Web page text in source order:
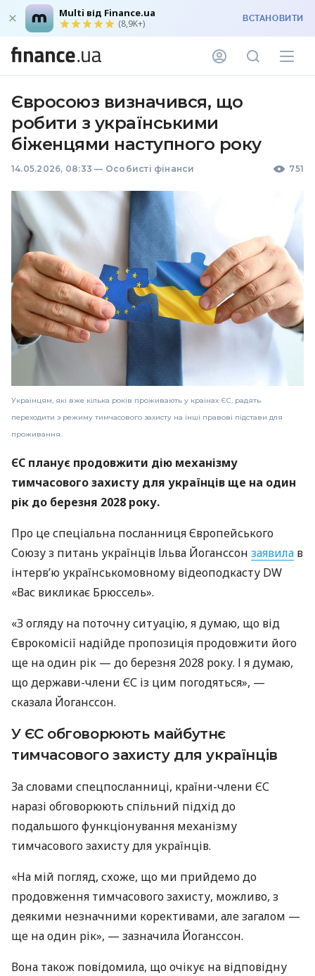
Multi від Finance.ua
(8,9K+) ВСТАНОВИТИ
Євросоюз визначився, що
робити з українськими
біженцями наступного року
14.05.2026, 08:33 — Особисті фінанси 751
Українцям, які вже кілька років проживають у країнах ЄС, радять
переходити з режиму тимчасового захисту на інші правові підстави для
проживання.
ЄС планує продовжити дію механізму
тимчасового захисту для українців ще на один
рік до березня 2028 року.
Про це спеціальна посланниця Європейського
Союзу з питань українців Ільва Йоганссон заявила в
інтерв’ю українськомовному відеоподкасту DW
«Вас викликає Брюссель».
«З огляду на поточну ситуацію, я думаю, що від
Єврокомісії надійде пропозиція продовжити його
ще на один рік — до березня 2028 року. І я думаю,
що держави-члени ЄС із цим погодяться», —
сказала Йоганссон.
У ЄС обговорюють майбутнє
тимчасового захисту для українців
За словами спецпосланниці, країни-члени ЄС
наразі обговорюють спільний підхід до
подальшого функціонування механізму
тимчасового захисту для українців.
«На мій погляд, схоже, що ми прийдемо до
продовження тимчасового захисту, можливо, з
деякими незначними корективами, але загалом —
ще на один рік», — зазначила Йоганссон.
Вона також повідомила, що очікує на відповідну